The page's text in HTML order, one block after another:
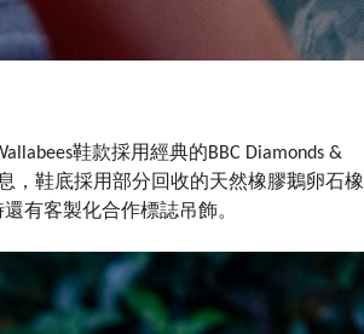
鞋款採用經典的BBC Diamonds &
，鞋底採用部分回收的天然橡膠鵝卵石橡
有客製化合作標誌吊飾。